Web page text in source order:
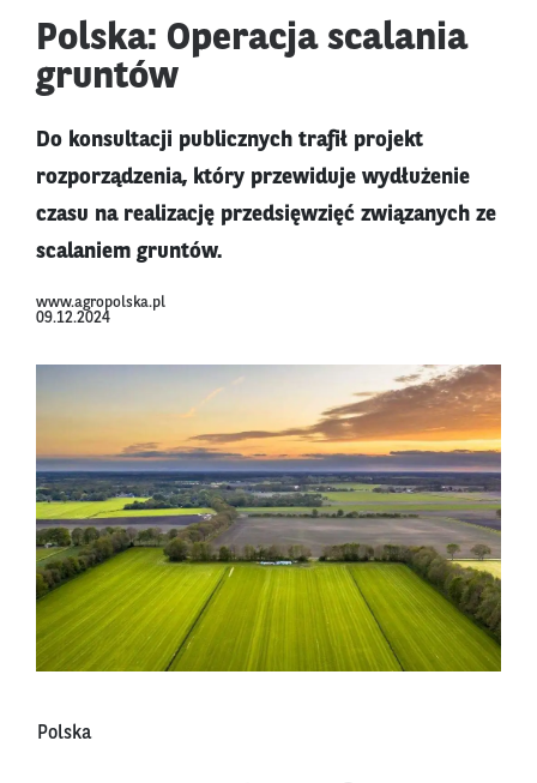
Polska: Operacja scalania
gruntów
Do konsultacji publicznych trafił projekt
rozporządzenia, który przewiduje wydłużenie
czasu na realizację przedsięwzięć związanych ze
scalaniem gruntów.
www.agropolska.pl
09.12.2024
Polska